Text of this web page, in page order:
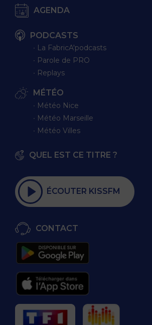
AGENDA
PODCASTS
∙ La FabricA'podcasts
∙ Parole de PRO
∙ Replays
MÉTÉO
∙ Météo Nice
∙ Météo Marseille
∙ Météo Villes
QUEL EST CE TITRE ?
ÉCOUTER KISSFM
CONTACT